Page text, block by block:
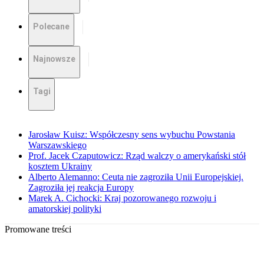
Polecane
Najnowsze
Tagi
Jarosław Kuisz: Współczesny sens wybuchu Powstania
Warszawskiego
Prof. Jacek Czaputowicz: Rząd walczy o amerykański stół
kosztem Ukrainy
Alberto Alemanno: Ceuta nie zagroziła Unii Europejskiej.
Zagroziła jej reakcja Europy
Marek A. Cichocki: Kraj pozorowanego rozwoju i
amatorskiej polityki
Promowane treści